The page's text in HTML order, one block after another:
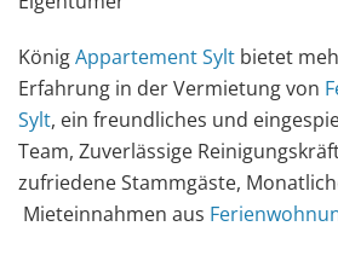
KönigAppartement Sylt bietet
Erfahrung in der Vermietung von
Sylt, ein freundliches und
Team, Zuverlässige
zufriedene Stammgäste,
Mieteinnahmen aus